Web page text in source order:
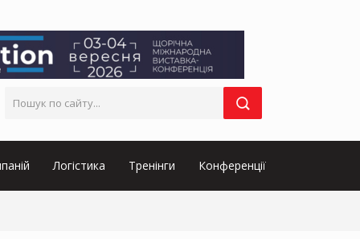
Логістика Тренінги Конференції